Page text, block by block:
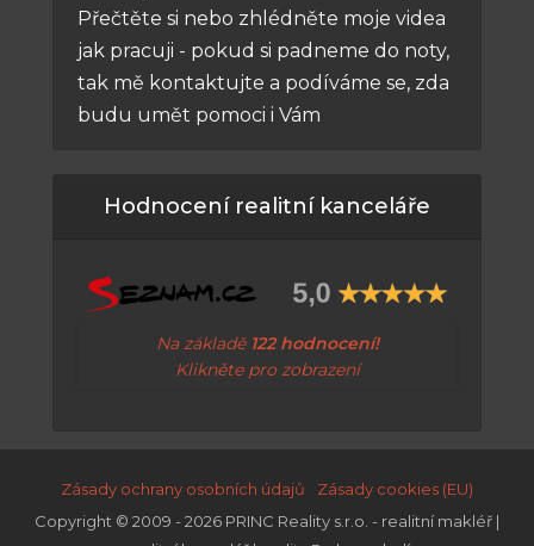
Přečtěte si nebo zhlédněte moje videa
jak pracuji - pokud si padneme do noty,
tak mě kontaktujte a podíváme se, zda
budu umět pomoci i Vám
Hodnocení realitní kanceláře
Na základě 122 hodnocení!
Klikněte pro zobrazení
Zásady ochrany osobních údajů
Zásady cookies (EU)
Copyright © 2009 - 2026 PRINC Reality s.r.o. - realitní makléř |